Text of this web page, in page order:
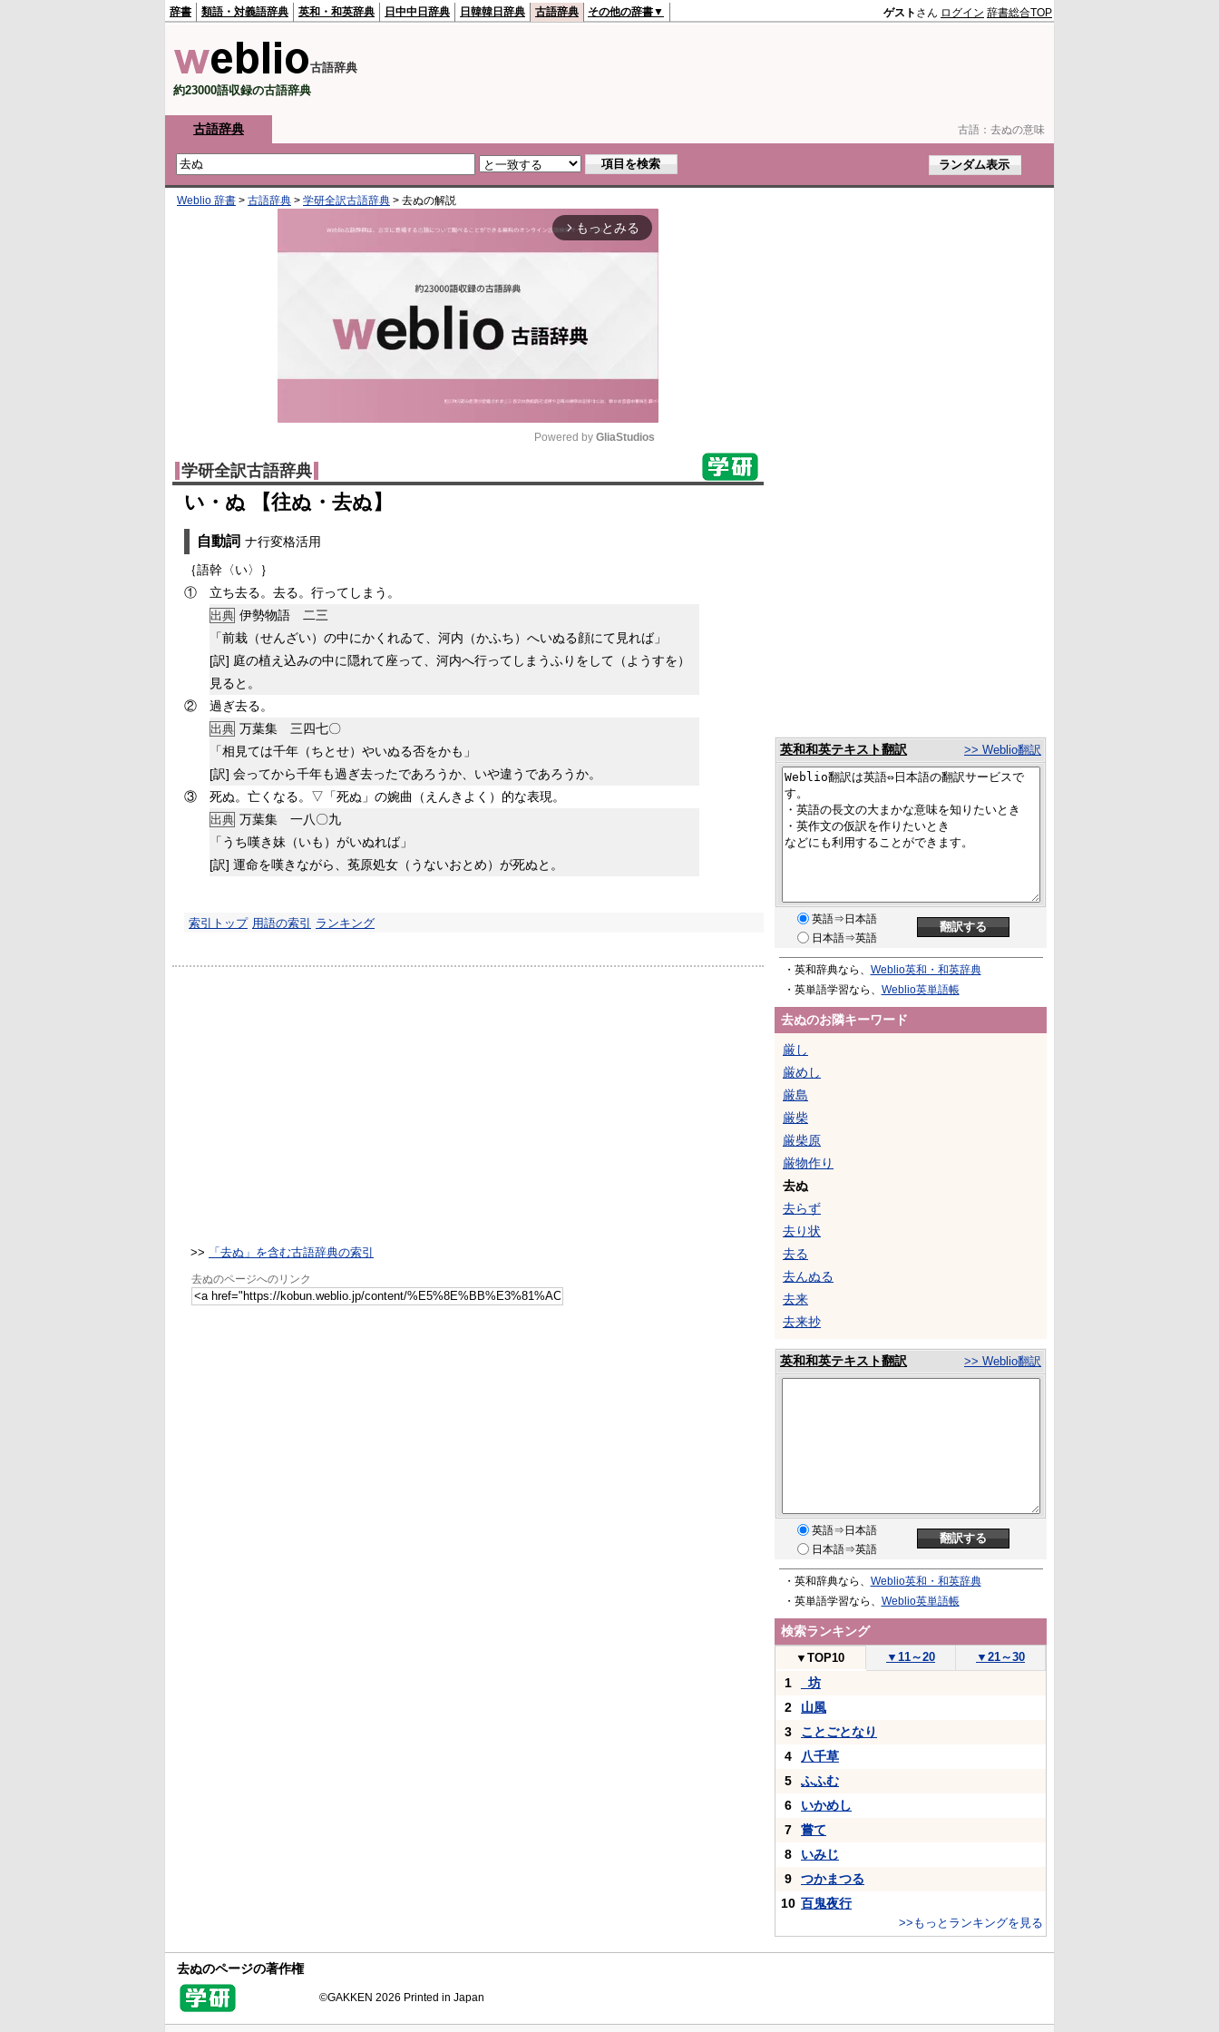
古語： 去ぬの意味
辞書 類語・対義語辞典 英和・和英辞典 日中中日辞典 日韓韓日辞典 古語辞典 その他の辞書▼ ゲスト さん ログイン 辞書総合TOP
古語辞典
約23000語収録の古語辞典
古語辞典
Weblio 辞書 > 古語辞典 > 学研全訳古語辞典 > 去ぬの解説
arrow_forward_ios もっとみる
Mute
Powered by GliaStudios
学研全訳古語辞典
い・ぬ 【往ぬ・去ぬ】
自動詞 ナ行変格活用
｛語幹〈い〉｝
①
立ち去る。去る。行ってしまう。
出典 伊勢物語 二三
「前栽（せんざい）の中にかくれゐて、河内（かふち）へいぬる顔にて見れば」
[訳] 庭の植え込みの中に隠れて座って、河内へ行ってしまうふりをして（ようすを）
見ると。
②
過ぎ去る。
出典 万葉集 三四七〇
「相見ては千年（ちとせ）やいぬる否をかも」
[訳] 会ってから千年も過ぎ去ったであろうか、いや違うであろうか。
③
死ぬ。亡くなる。▽「死ぬ」の婉曲（えんきよく）的な表現。
出典 万葉集 一八〇九
「うち嘆き妹（いも）がいぬれば」
[訳] 運命を嘆きながら、莬原処女（うないおとめ）が死ぬと。
索引トップ 用語の索引 ランキング
>> 「去ぬ」を含む古語辞典の索引
去ぬのページへのリンク
英和和英テキスト翻訳 >> Weblio翻訳
英語⇒日本語
日本語⇒英語
・英和辞典なら、 Weblio英和・和英辞典
・英単語学習なら、 Weblio英単語帳
去ぬのお隣キーワード
厳し
厳めし
厳島
厳柴
厳柴原
厳物作り
去ぬ
去らず
去り状
去る
去んぬる
去来
去来抄
英和和英テキスト翻訳 >> Weblio翻訳
英語⇒日本語
日本語⇒英語
・英和辞典なら、 Weblio英和・和英辞典
・英単語学習なら、 Weblio英単語帳
検索ランキング
▼ TOP10 ▼ 11～20 ▼ 21～30
1
_坊
2
山風
3
ことごとなり
4
八千草
5
ふふむ
6
いかめし
7
嘗て
8
いみじ
9
つかまつる
10 百鬼夜行
>>もっとランキングを見る
去ぬのページの著作権
©GAKKEN 2026 Printed in Japan